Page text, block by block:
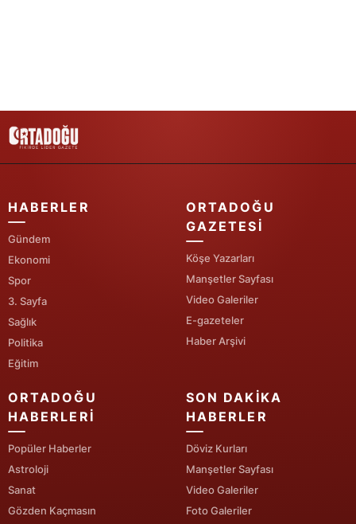
HABERLER
Gündem
Ekonomi
Spor
3. Sayfa
Sağlık
Politika
Eğitim
ORTADOĞU
GAZETESI
Köşe Yazarları
Manşetler Sayfası
Video Galeriler
E-gazeteler
Haber Arşivi
ORTADOĞU
HABERLERI
Popüler Haberler
Astroloji
Sanat
Gözden Kaçmasın
SON DAKIKA
HABERLER
Döviz Kurları
Manşetler Sayfası
Video Galeriler
Foto Galeriler